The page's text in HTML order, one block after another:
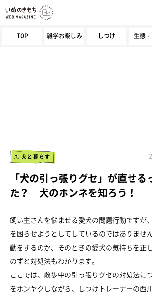
TOP 雑学お楽しみ しつけ 生態
犬と暮らす
「犬の引っ張りグセ」が直せる
た？ 犬のホンネを知ろう！
飼い主さんを悩ませる愛犬の問題行動ですが
を困らせようとしてしているのではありませ
動をするのか、そのときの愛犬の気持ちを正
のずと対処法もわかります。
ここでは、散歩中の引っ張りグセの対処法に
をホンヤクしながら、しつけトレーナーの西